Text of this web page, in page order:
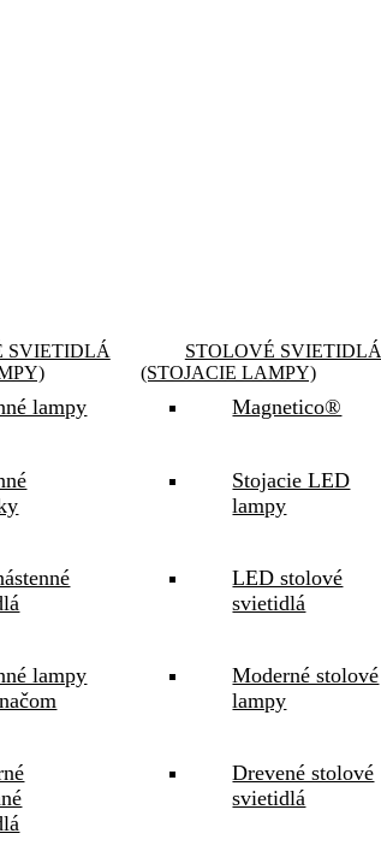
SVIETIDLÁ
lampy
lampy
STOLOVÉ SVIETIDLÁ
(STOJACIE LAMPY)
Magnetico®
Stojacie LED
lampy
LED stolové
svietidlá
Moderné stolové
lampy
Drevené stolové
svietidlá